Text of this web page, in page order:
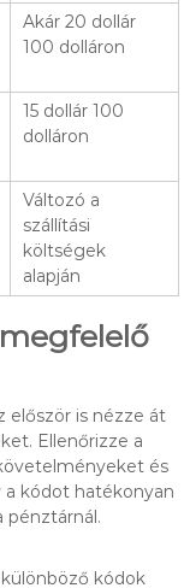
Akár 20 dollár
100 dolláron
15 dollár 100
dolláron
Változó a
szállítási
költségek
alapján
először is nézze át
Ellenőrizze a
és
a kódot hatékonyan
pénztárnál.
kódok